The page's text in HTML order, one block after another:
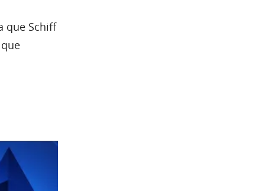
que Schiff